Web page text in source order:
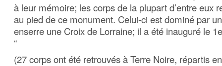
à leur mémoire; les corps de la plupart d’entre eux
au pied de ce monument. Celui-ci est dominé par
enserre une Croix de Lorraine; il a été inauguré le
“
(27 corps ont été retrouvés à Terre Noire, répartis